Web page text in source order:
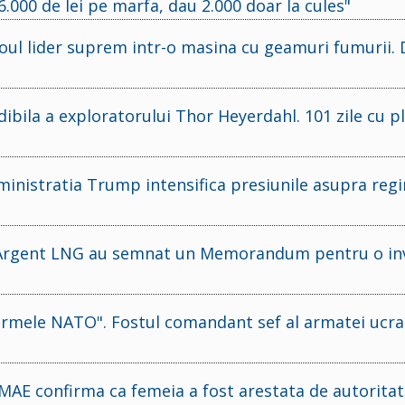
de lei pe marfa, dau 2.000 doar la cules"
lider suprem intr-o masina cu geamuri fumurii.
a exploratorului Thor Heyerdahl. 101 zile cu
Trump intensifica presiunile asupra
LNG au semnat un Memorandum pentru o
NATO". Fostul comandant sef al armatei
confirma ca femeia a fost arestata de